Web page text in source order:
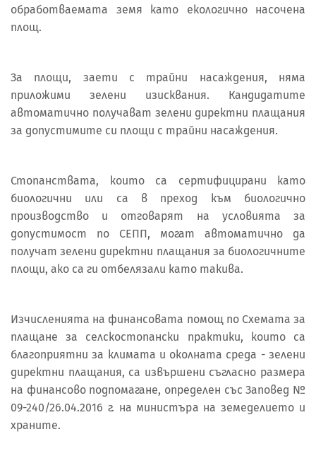
обработваемата земя като екологично насочена
площ.
За площи, заети с трайни насаждения, няма
приложими зелени изисквания. Кандидатите
автоматично получават зелени директни плащания
за допустимите си площи с трайни насаждения.
Стопанствата, които са сертифицирани като
биологични или са в преход към биологично
производство и отговарят на условията за
допустимост по СЕПП, могат автоматично да
получат зелени директни плащания за биологичните
площи, ако са ги отбелязали като такива.
Изчисленията на финансовата помощ по Схемата за
плащане за селскостопански практики, които са
благоприятни за климата и околната среда - зелени
директни плащания, са извършени съгласно размера
на финансово подпомагане, определен със Заповед №
09-240/26.04.2016 г. на министъра на земеделието и
храните.